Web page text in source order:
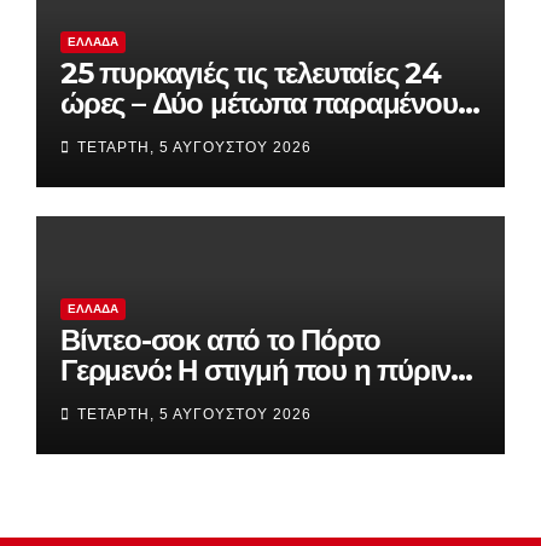
ΕΛΛΆΔΑ
25 πυρκαγιές τις τελευταίες 24
ώρες – Δύο μέτωπα παραμένουν
ενεργά
ΤΕΤΆΡΤΗ, 5 ΑΥΓΟΎΣΤΟΥ 2026
ΕΛΛΆΔΑ
Βίντεο-σοκ από το Πόρτο
Γερμενό: Η στιγμή που η πύρινη
λαίλαπα «καταπίνει» τον οικισμό
ΤΕΤΆΡΤΗ, 5 ΑΥΓΟΎΣΤΟΥ 2026